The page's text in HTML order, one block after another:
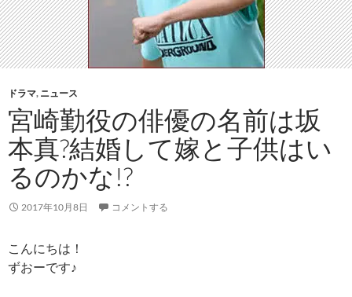
ドラマ, ニュース
宮崎勤役の俳優の名前は坂
本真?結婚して嫁と子供はい
るのかな!?
2017年10月8日 コメントする
こんにちは！
ずおーです♪